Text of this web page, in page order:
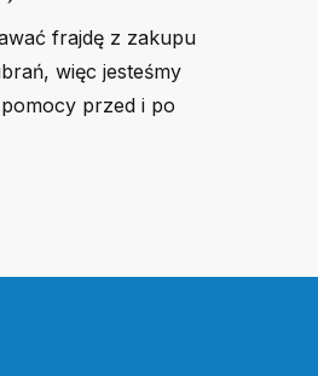
frajdę z zakupu
więc jesteśmy
przed i po